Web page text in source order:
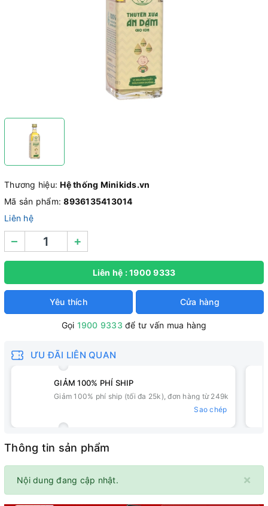
Thương hiệu:Hệ thống Minikids.vn
Mã sản phẩm:8936135413014
Liên hệ
– +
Liên hệ : 1900 9333
Yêu thích Cửa hàng
Gọi 1900 9333 để tư vấn mua hàng
ƯU ĐÃI LIÊN QUAN
GIẢM 100% PHÍ SHIP
Giảm 100% phí ship (tối đa 25k), đơn hàng từ 249k
Sao chép
Thông tin sản phẩm
×
Nội dung đang cập nhật.